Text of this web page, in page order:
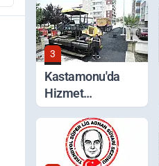
3
Kastamonu'da
Hizmet
Seferberliği